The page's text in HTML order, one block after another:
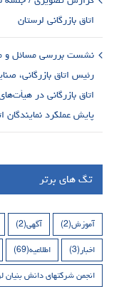
اتاق بازرگانی لرستان
نشست بررسی مسائل و
رئیس اتاق بازرگانی،
اتاق بازرگانی در
پایش عملکرد نمایندگان
تگ های برتر
آموزش(2) آگهی(2)
اخبار(3) اطلاعیه(69)
انجمن شرکتهای دانش بنیان